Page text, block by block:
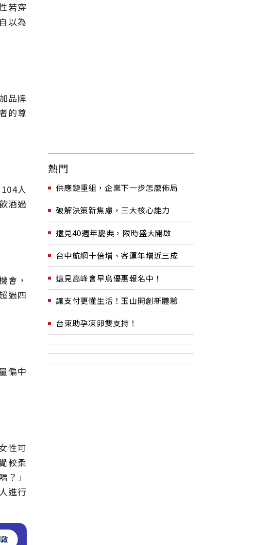
若穿
以為
品牌
的尊
人
酒過
會，
過四
偏中
性可
較柔
？」
進行
熱門
供應鏈重組，企業下一步怎麼佈局
破解決策新焦慮，三大核心能力
遠見40週年慶典，限時盛大開啟
台中航網十倍增、客運年增近三成
遠見高峰會早鳥優惠報名中！
讓支付更懂生活！玉山開創新體驗
台東助孕凍卵雙支持！